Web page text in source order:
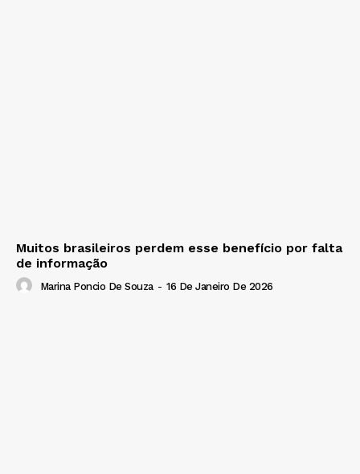
Muitos brasileiros perdem esse benefício por falta
de informação
Marina Poncio De Souza - 16 De Janeiro De 2026